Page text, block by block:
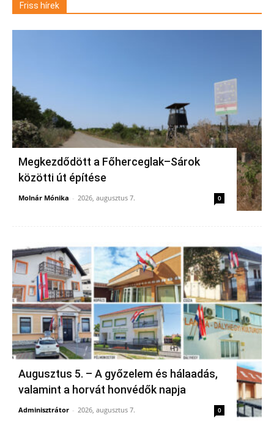
Friss hírek
Megkezdődött a Főherceglak–Sárok
közötti út építése
Molnár Mónika - 2026, augusztus 7. 0
Augusztus 5. – A győzelem és hálaadás,
valamint a horvát honvédők napja
Adminisztrátor - 2026, augusztus 7. 0